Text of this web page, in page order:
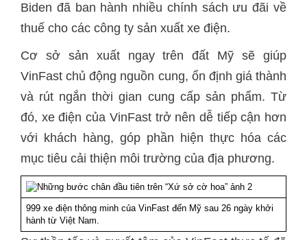
Biden đã ban hành nhiều chính sách ưu đãi về
thuế cho các công ty sản xuất xe điện.
Cơ sở sản xuất ngay trên đất Mỹ sẽ giúp
VinFast chủ động nguồn cung, ổn định giá thành
và rút ngắn thời gian cung cấp sản phẩm. Từ
đó, xe điện của VinFast trở nên dễ tiếp cận hơn
với khách hàng, góp phần hiện thực hóa các
mục tiêu cải thiện môi trường của địa phương.
999 xe điện thông minh của VinFast đến Mỹ sau 26 ngày khởi
hành từ Việt Nam.